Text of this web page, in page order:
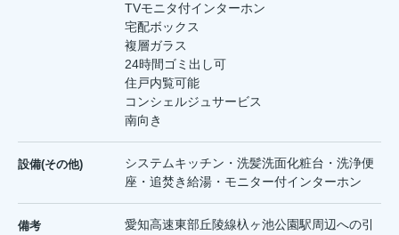
TVモニタ付インターホン
宅配ボックス
複層ガラス
24時間ゴミ出し可
住戸内覧可能
コンシェルジュサービス
南向き
設備(その他)
システムキッチン・洗髪洗面化粧台・洗浄便
座・追焚き給湯・モニター付インターホン
備考
愛知高速東部丘陵線杁ヶ池公園駅周辺への引